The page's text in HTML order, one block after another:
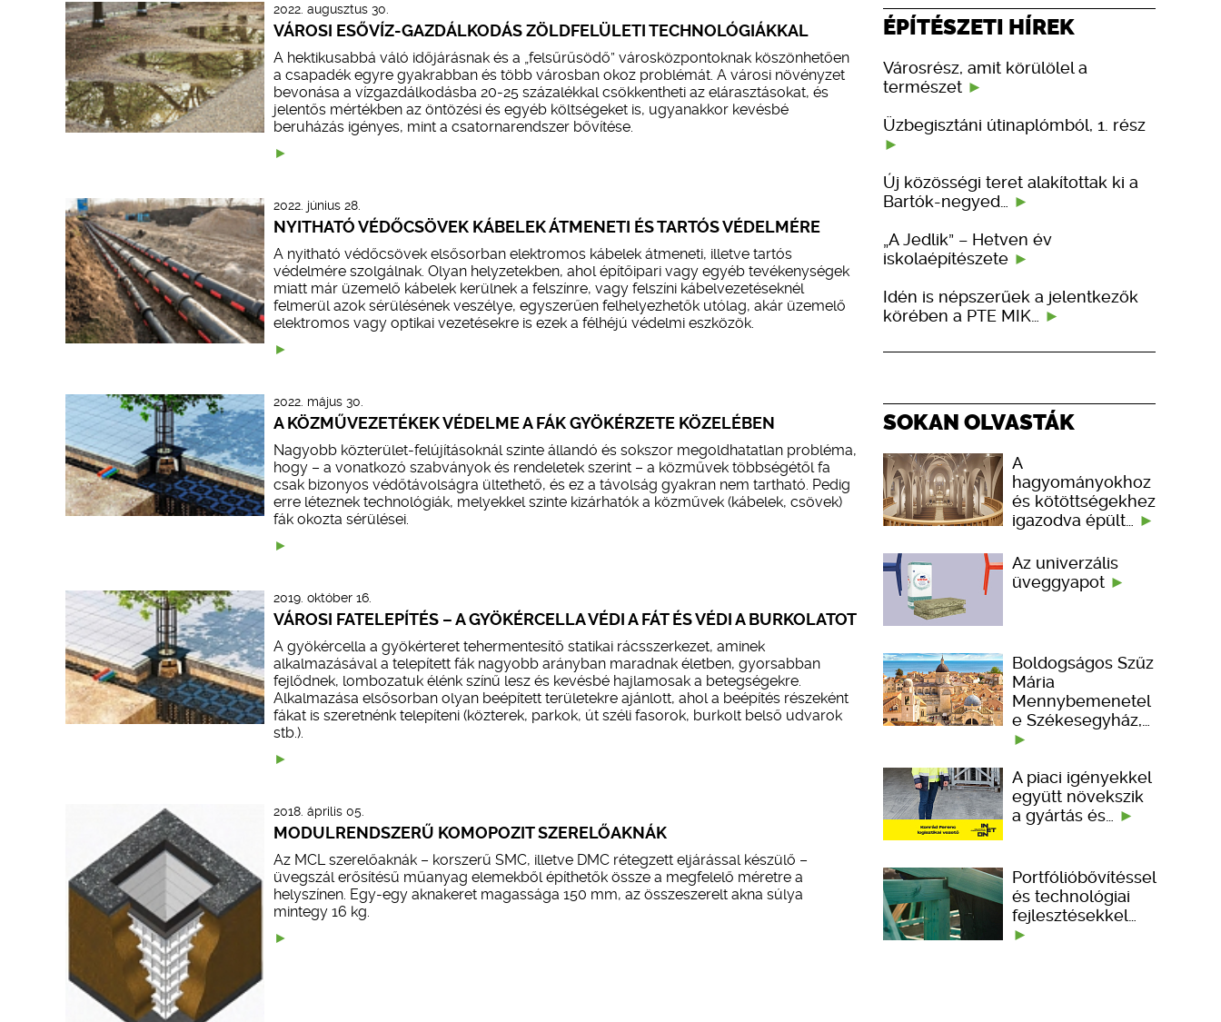
2022. augusztus 30.
VÁROSI ESŐVÍZ-GAZDÁLKODÁS ZÖLDFELÜLETI TECHNOLÓGIÁKKAL
A hektikusabbá váló időjárásnak és a „felsűrűsödő” városközpontoknak köszönhetően
a csapadék egyre gyakrabban és több városban okoz problémát. A városi növényzet
bevonása a vízgazdálkodásba 20-25 százalékkal csökkentheti az elárasztásokat, és
jelentős mértékben az öntözési és egyéb költségeket is, ugyanakkor kevésbé
beruházás igényes, mint a csatornarendszer bővítése.
2022. június 28.
NYITHATÓ VÉDŐCSÖVEK KÁBELEK ÁTMENETI ÉS TARTÓS VÉDELMÉRE
A nyitható védőcsövek elsősorban elektromos kábelek átmeneti, illetve tartós
védelmére szolgálnak. Olyan helyzetekben, ahol építőipari vagy egyéb tevékenységek
miatt már üzemelő kábelek kerülnek a felszínre, vagy felszíni kábelvezetéseknél
felmerül azok sérülésének veszélye, egyszerűen felhelyezhetők utólag, akár üzemelő
elektromos vagy optikai vezetésekre is ezek a félhéjú védelmi eszközök.
2022. május 30.
A KÖZMŰVEZETÉKEK VÉDELME A FÁK GYÖKÉRZETE KÖZELÉBEN
Nagyobb közterület-felújításoknál szinte állandó és sokszor megoldhatatlan probléma,
hogy – a vonatkozó szabványok és rendeletek szerint – a közművek többségétől fa
csak bizonyos védőtávolságra ültethető, és ez a távolság gyakran nem tartható. Pedig
erre léteznek technológiák, melyekkel szinte kizárhatók a közművek (kábelek, csövek)
fák okozta sérülései.
2019. október 16.
VÁROSI FATELEPÍTÉS – A GYÖKÉRCELLA VÉDI A FÁT ÉS VÉDI A BURKOLATOT
A gyökércella a gyökérteret tehermentesítő statikai rácsszerkezet, aminek
alkalmazásával a telepített fák nagyobb arányban maradnak életben, gyorsabban
fejlődnek, lombozatuk élénk színű lesz és kevésbé hajlamosak a betegségekre.
Alkalmazása elsősorban olyan beépített területekre ajánlott, ahol a beépítés részeként
fákat is szeretnénk telepíteni (közterek, parkok, út széli fasorok, burkolt belső udvarok
stb.).
2018. április 05.
MODULRENDSZERŰ KOMOPOZIT SZERELŐAKNÁK
Az MCL szerelőaknák – korszerű SMC, illetve DMC rétegzett eljárással készülő –
üvegszál erősítésű műanyag elemekből építhetők össze a megfelelő méretre a
helyszínen. Egy-egy aknakeret magassága 150 mm, az összeszerelt akna súlya
mintegy 16 kg.
ÉPÍTÉSZETI HÍREK
Városrész, amit körülölel a
természet
Üzbegisztáni útinaplómból, 1. rész
Új közösségi teret alakítottak ki a
Bartók-negyed…
„A Jedlik” – Hetven év
iskolaépítészete
Idén is népszerűek a jelentkezők
körében a PTE MIK…
SOKAN OLVASTÁK
A
hagyományokhoz
és kötöttségekhez
igazodva épült…
Az univerzális
üveggyapot
Boldogságos Szűz
Mária
Mennybemenetel
e Székesegyház,…
A piaci igényekkel
együtt növekszik
a gyártás és…
Portfólióbővítéssel
és technológiai
fejlesztésekkel…